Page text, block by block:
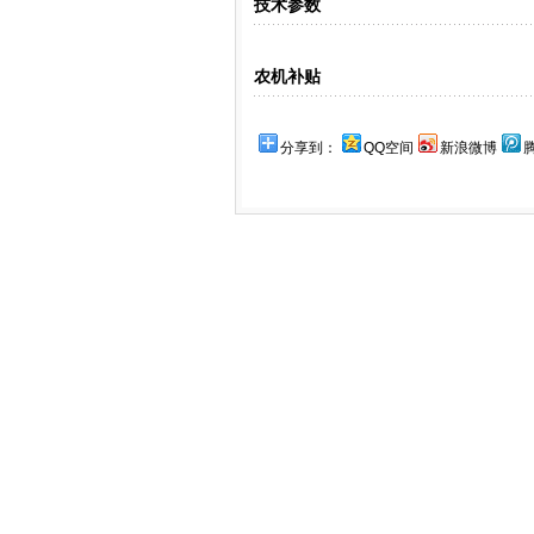
技术参数
农机补贴
分享到： QQ空间 新浪微博